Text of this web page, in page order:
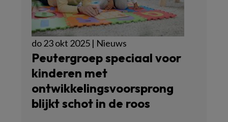
do 23 okt 2025 | Nieuws
Peutergroep speciaal voor
kinderen met
ontwikkelingsvoorsprong
blijkt schot in de roos